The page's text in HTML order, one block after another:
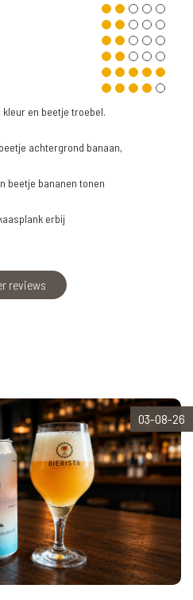
kleur en beetje troebel.
achtergrond banaan,
beetje bananen tonen
erbij
reviews
03-08-26